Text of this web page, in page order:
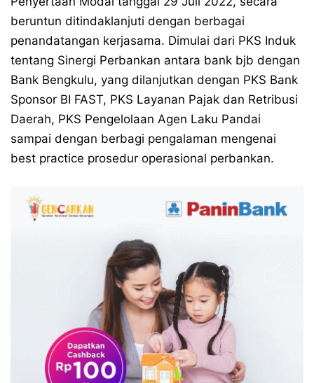
beruntun ditindaklanjuti dengan berbagai
penandatangan kerjasama. Dimulai dari PKS Induk
tentang Sinergi Perbankan antara bank bjb dengan
Bank Bengkulu, yang dilanjutkan dengan PKS Bank
Sponsor BI FAST, PKS Layanan Pajak dan Retribusi
Daerah, PKS Pengelolaan Agen Laku Pandai
sampai dengan berbagi pengalaman mengenai
best practice prosedur operasional perbankan.